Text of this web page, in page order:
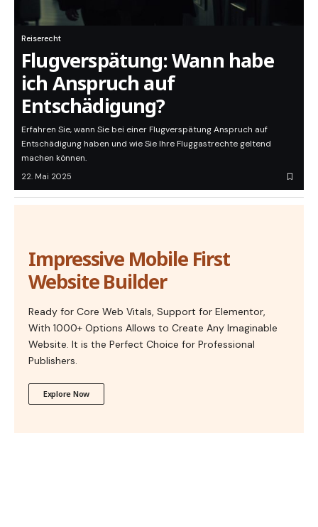
Reiserecht
Flugverspätung: Wann habe
ich Anspruch auf
Entschädigung?
Erfahren Sie, wann Sie bei einer Flugverspätung Anspruch auf
Entschädigung haben und wie Sie Ihre Fluggastrechte geltend
machen können.
22. Mai 2025
Impressive Mobile First
Website Builder
Ready for Core Web Vitals, Support for Elementor,
With 1000+ Options Allows to Create Any Imaginable
Website. It is the Perfect Choice for Professional
Publishers.
Explore Now